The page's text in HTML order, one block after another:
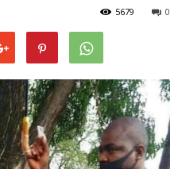
0
5679